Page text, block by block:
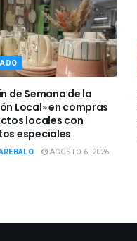
de Semana de la
Local» en compras
locales con
especiales
AGOSTO 6, 2026